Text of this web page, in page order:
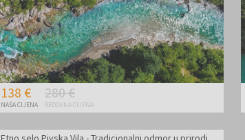
138 €
NAŠA CIJENA
280 €
REDOVNA CIJENA